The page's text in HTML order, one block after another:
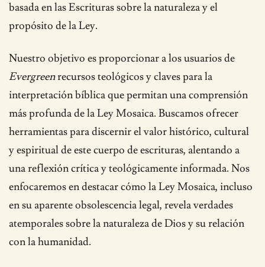
basada en las Escrituras sobre la naturaleza y el
propósito de la Ley.
Nuestro objetivo es proporcionar a los usuarios de
Evergreenrecursos teológicos y claves para la
interpretación bíblica que permitan una comprensión
más profunda de la Ley Mosaica. Buscamos ofrecer
herramientas para discernir el valor histórico, cultural
y espiritual de este cuerpo de escrituras, alentando a
una reflexión crítica y teológicamente informada. Nos
enfocaremos en destacar cómo la Ley Mosaica, incluso
en su aparente obsolescencia legal, revela verdades
atemporales sobre la naturaleza de Dios y su relación
con la humanidad.